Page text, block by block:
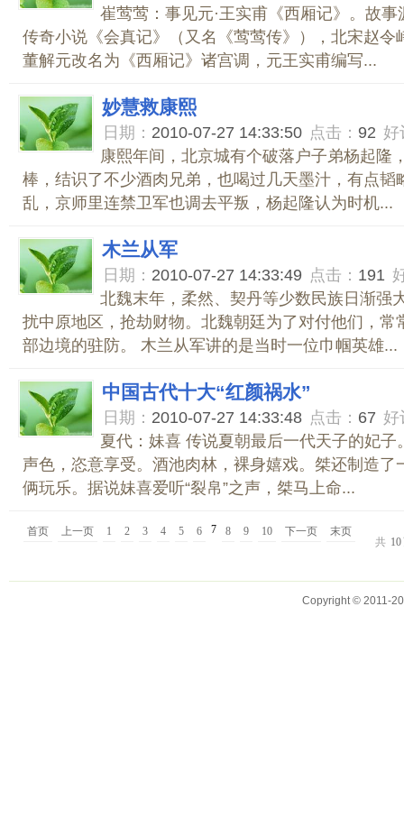
崔莺莺：事见元·王实甫《西厢记》。故
传奇小说《会真记》（又名《莺莺传》），北宋赵令
董解元改名为《西厢记》诸宫调，元王实甫编写...
妙慧救康熙
日期： 2010-07-27 14:33:50 点击： 92 好
康熙年间，北京城有个破落户子弟杨起隆
棒，结识了不少酒肉兄弟，也喝过几天墨汁，有点韬
乱，京师里连禁卫军也调去平叛，杨起隆认为时机...
木兰从军
日期： 2010-07-27 14:33:49 点击： 191
北魏末年，柔然、契丹等少数民族日渐强
扰中原地区，抢劫财物。北魏朝廷为了对付他们，常
部边境的驻防。 木兰从军讲的是当时一位巾帼英雄...
中国古代十大“红颜祸水”
日期： 2010-07-27 14:33:48 点击： 67 好
夏代：妹喜 传说夏朝最后一代天子的妃子
声色，恣意享受。酒池肉林，裸身嬉戏。桀还制造了
俩玩乐。据说妹喜爱听“裂帛”之声，桀马上命...
首页 上一页 1 2 3 4 5 6 7 8 9 10 下一页
末页
共 10
Copyright © 2011-